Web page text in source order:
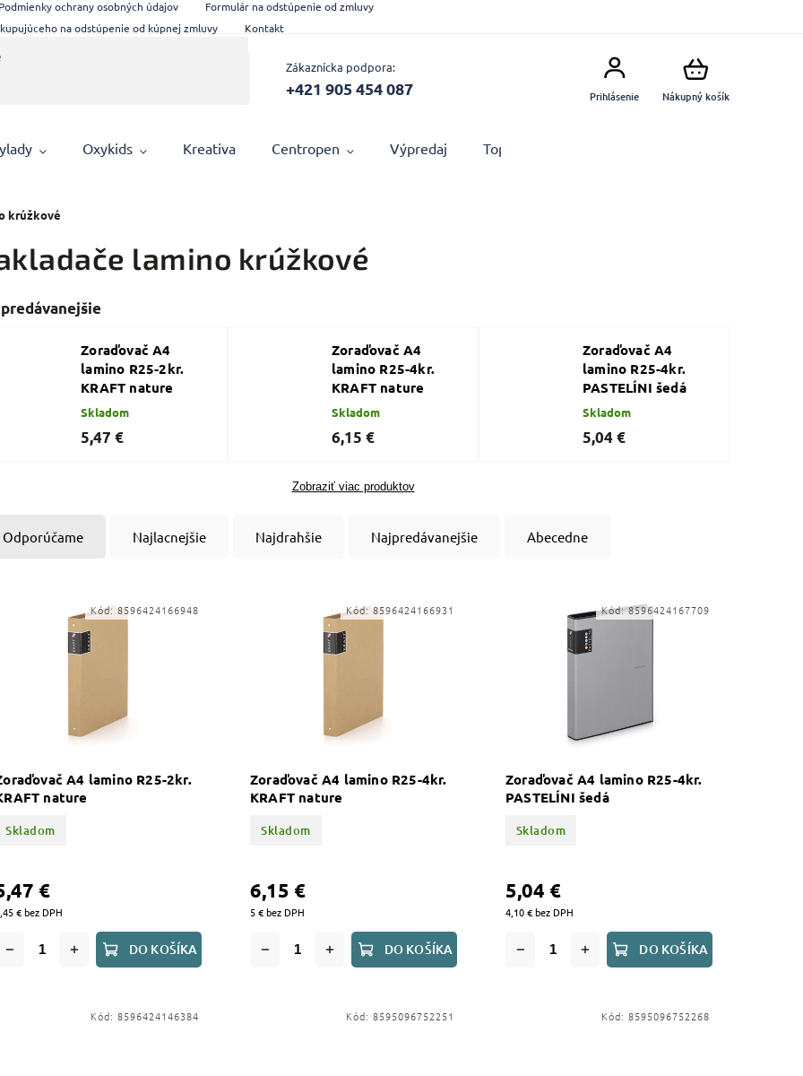
ochrany osobných údajov
Formulár na odstúpenie od zmluvy
na odstúpenie od kúpnej zmluvy
Kontakt
Zákaznícka podpora:
+421 905 454 087 Nákupný košík
Prihlásenie
Oxykids Kreativa Centropen Výpredaj Top produkty
krúžkové
lamino krúžkové
Zoraďovač A4
lamino R25-2kr.
KRAFT nature
Skladom
5,47 €
Zoraďovač A4
lamino R25-4kr.
KRAFT nature
Skladom
6,15 €
Zoraďovač A4
lamino R25-4kr.
PASTELÍNI šedá
Skladom
5,04 €
Zobraziť viac produktov
Odporúčame Najlacnejšie Najdrahšie Najpredávanejšie Abecedne
A4 lamino R25-2kr.
nature
Skladom
€ bez DPH
€
DO KOŠÍKA
Kód:8596424166948
Zoraďovač A4 lamino R25-4kr.
KRAFT nature
Skladom
5 € bez DPH
6,15 €
DO KOŠÍKA
Kód:8596424166931
Zoraďovač A4 lamino R25-4kr.
PASTELÍNI šedá
Skladom
4,10 € bez DPH
5,04 €
DO KOŠÍKA
Kód:8596424167709
Kód:8596424146384 Kód: 8595096752251 Kód: 8595096752268